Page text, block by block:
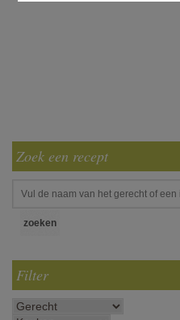
Zoek een recept
Filter